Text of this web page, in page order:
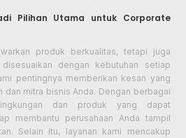
Pilihan Utama untuk Corporate
produk berkualitas, tetapi juga
dengan kebutuhan setiap
pentingnya memberikan kesan yang
mitra bisnis Anda. Dengan berbagai
dan produk yang dapat
membantu perusahaan Anda tampil
Selain itu, layanan kami mencakup